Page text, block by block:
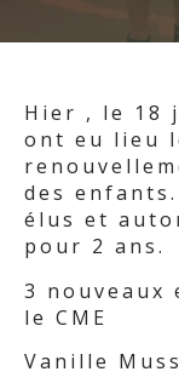
Hier , le 18
ont eu lieu
des
élus et
pour 2 ans.
3
le CME
Vanille